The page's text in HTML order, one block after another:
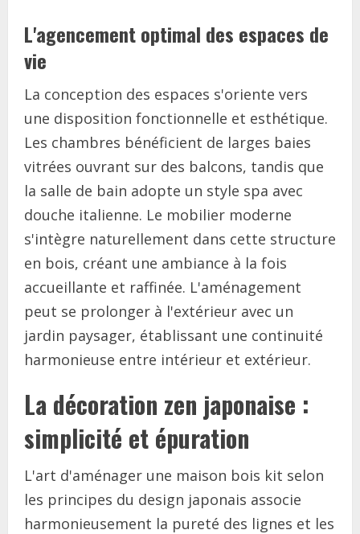
L'agencement optimal des espaces de
vie
La conception des espaces s'oriente vers
une disposition fonctionnelle et esthétique.
Les chambres bénéficient de larges baies
vitrées ouvrant sur des balcons, tandis que
la salle de bain adopte un style spa avec
douche italienne. Le mobilier moderne
s'intègre naturellement dans cette structure
en bois, créant une ambiance à la fois
accueillante et raffinée. L'aménagement
peut se prolonger à l'extérieur avec un
jardin paysager, établissant une continuité
harmonieuse entre intérieur et extérieur.
La décoration zen japonaise :
simplicité et épuration
L'art d'aménager une maison bois kit selon
les principes du design japonais associe
harmonieusement la pureté des lignes et les